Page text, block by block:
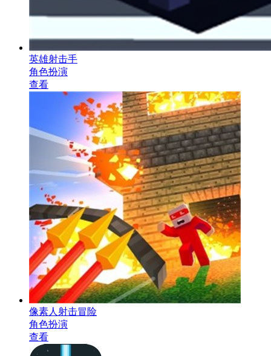
英雄射击手
角色扮演
查看
像素人射击冒险
角色扮演
查看